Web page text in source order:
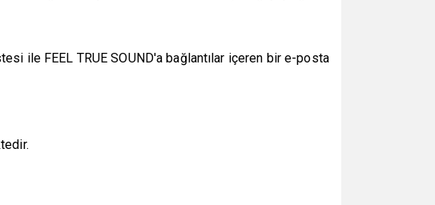
ile FEEL TRUE SOUND'a bağlantılar içeren bir e-posta